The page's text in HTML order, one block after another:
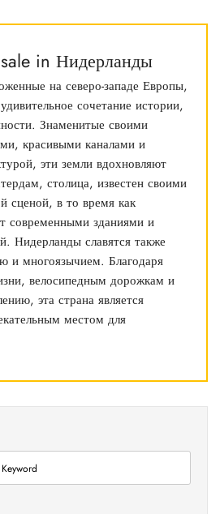
in Нидерланды
на северо-западе Европы,
сочетание истории,
Знаменитые своими
красивыми каналами и
эти земли вдохновляют
столица, известен своими
сценой, в то время как
современными зданиями и
Нидерланды славятся также
и многоязычием. Благодаря
велосипедным дорожкам и
эта страна является
местом для